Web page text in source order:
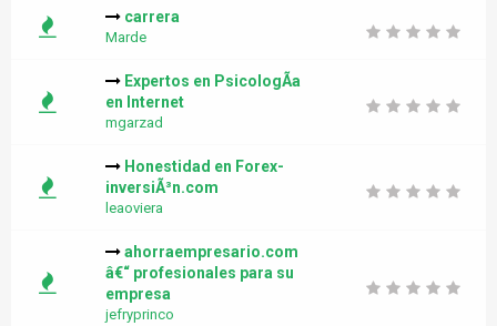
carrera
Marde
Expertos en PsicologÃ­a
en Internet
mgarzad
Honestidad en Forex-
inversiÃ³n.com
leaoviera
ahorraempresario.com
â€“ profesionales para su
empresa
jefryprinco